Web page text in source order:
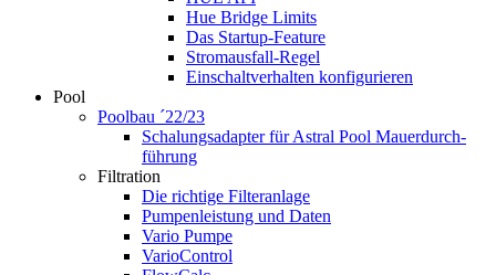
Hue Bridge Limits
Das Startup-Feature
Stromausfall-Regel
Einschaltverhalten konfigurieren
Pool
Poolbau ´22/23
Schalungs­adapter für Astral Pool Mauer­durch­
führung
Filtration
Die richtige Filter­anlage
Pumpenleistung und Daten
Vario Pumpe
Vario­Control